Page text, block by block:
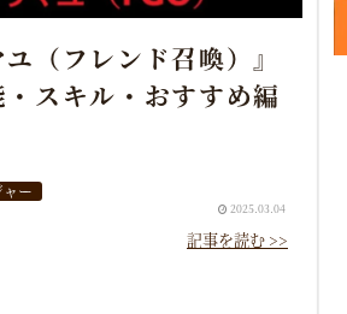
ユ（フレンド召喚）』
・スキル・おすすめ編
2025.03.04
ー